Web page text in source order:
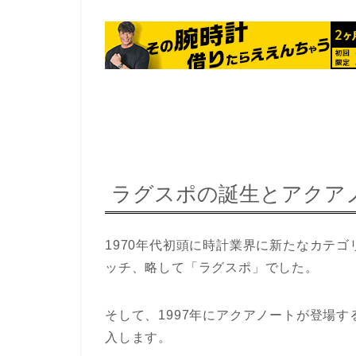
ラグスポの誕生とアクア
1970年代初頭に時計業界に新たなカテ
ッチ、略して「ラグスポ」でした。
そして、1997年にアクアノートが登場
入します。